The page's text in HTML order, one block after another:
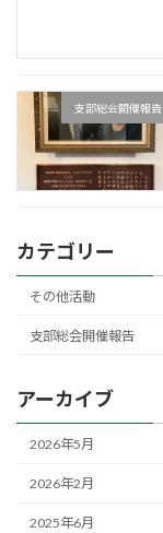
支部総会開催報告
カテゴリー
その他活動
支部総会開催報告
アーカイブ
2026年5月
2026年2月
2025年6月